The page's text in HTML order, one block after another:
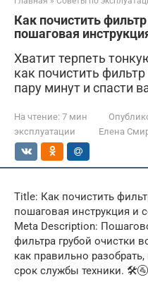
Как почистить
пошаговая
Хватит терпеть
как почистить
пару минут и спасти
На чтение: 7 мин
эксплуатации
Елена
Title: Как почистить
пошаговая инструкция и
Meta Description:
фильтра грубой очистки
как правильно
срок службы техники. 🛠️🚰